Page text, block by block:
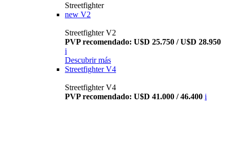
Streetfighter
new V2
Streetfighter V2
PVP recomendado: U$D 25.750 / U$D 28.950
i
Descubrir más
Streetfighter V4
Streetfighter V4
PVP recomendado: U$D 41.000 / 46.400 i